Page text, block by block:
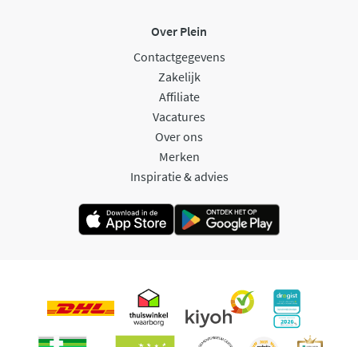
Over Plein
Contactgegevens
Zakelijk
Affiliate
Vacatures
Over ons
Merken
Inspiratie & advies